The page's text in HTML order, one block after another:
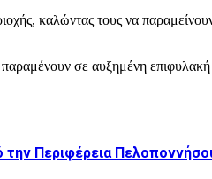
καλώντας τους να
παραμένουν σε αυξημένη
την Περιφέρεια